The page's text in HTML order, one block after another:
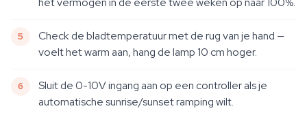
Check de bladtemperatuur met de rug van je hand —
voelt het warm aan, hang de lamp 10 cm hoger.
Sluit de 0-10V ingang aan op een controller als je
automatische sunrise/sunset ramping wilt.